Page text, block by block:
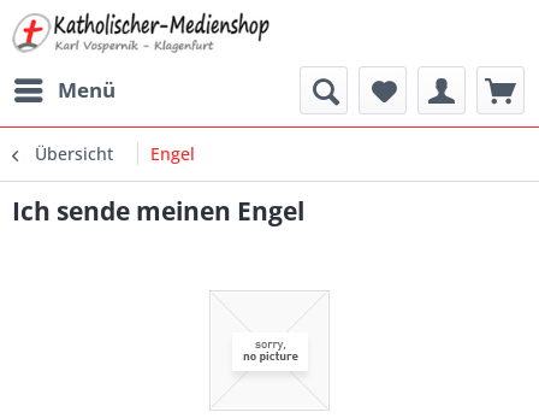
Menü
Übersicht Engel
Ich sende meinen Engel